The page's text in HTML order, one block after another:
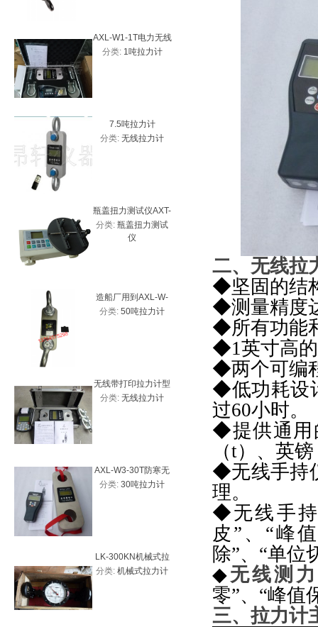
AXL-W1-1T电力无线
测力计 带USB接口
分类: 1吨拉力计
20000kg
拉力
分类:高
7.5吨拉力计
分类: 无线拉力计
分类:
瓶盖扭力测试仪AXT-
20、2Nm瓶盖扭力计
厂家
分类: 瓶盖扭力测试
仪
HP-100
数
造船厂用到AXL-W-
50T带峰值拉力计
分类: 50吨拉力计
防水30吨
分类:
无线带打印拉力计型
号
分类: 无线拉力计
数显扭矩
20、
分类:数
AXL-W3-30T防寒无
线拉力计、30吨拉力
分类: 30吨拉力计
AXL-W3-
线
LK-300KN机械式拉
力计30吨
分类: 机械式拉力计
AXL-W-
拉力计
线拉力
分类:无
二、无线拉
◆坚固的结
◆测量精度
◆所有功能
◆1英寸高的
◆两个可编
◆低功耗设
过60小时。
◆提供通用
（t）、英
◆无线手持
理。
◆无线手持
皮”、“峰
除”、“单位
◆无线测
零”、“峰值
三、拉力计